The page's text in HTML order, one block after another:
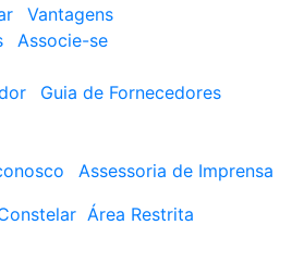
Vantagens
Associe-se
Guia de Fornecedores
Assessoria de Imprensa
Área Restrita